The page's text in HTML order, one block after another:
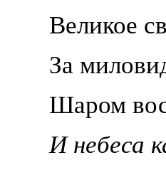
Великое
За
Шаром
И небеса